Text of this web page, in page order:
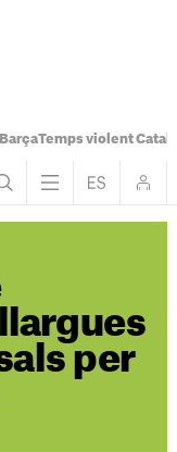
Temps violent
per